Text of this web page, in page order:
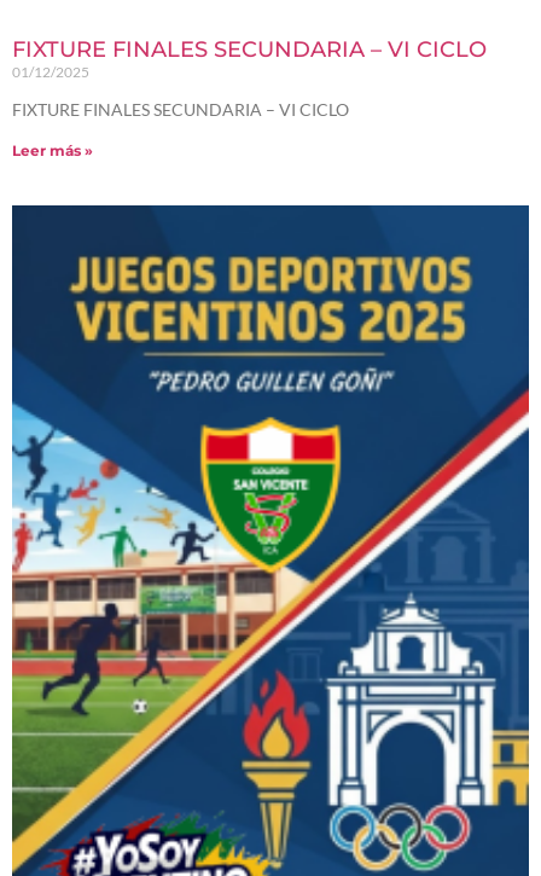
FIXTURE FINALES SECUNDARIA – VI CICLO
01/12/2025
FIXTURE FINALES SECUNDARIA – VI CICLO
Leer más »